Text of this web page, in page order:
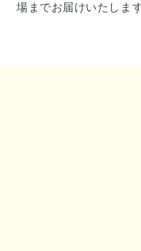
場までお届けいたしま